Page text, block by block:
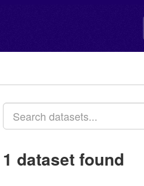
1 dataset found